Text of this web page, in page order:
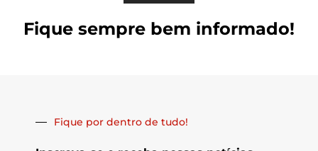
Fique sempre bem informado!
Fique por dentro de tudo!